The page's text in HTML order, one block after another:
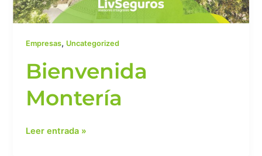
Empresas, Uncategorized
Bienvenida
Montería
Leer entrada »